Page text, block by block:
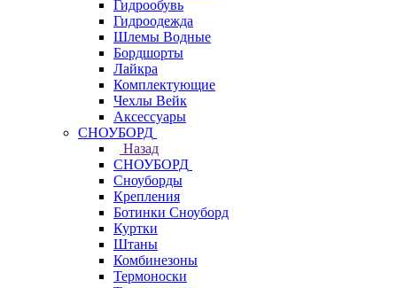
Гидрообувь
Гидроодежда
Шлемы Водные
Бордшорты
Лайкра
Комплектующие
Чехлы Вейк
Аксессуары
СНОУБОРД
Назад
СНОУБОРД
Сноуборды
Крепления
Ботинки Сноуборд
Куртки
Штаны
Комбинезоны
Термоноски